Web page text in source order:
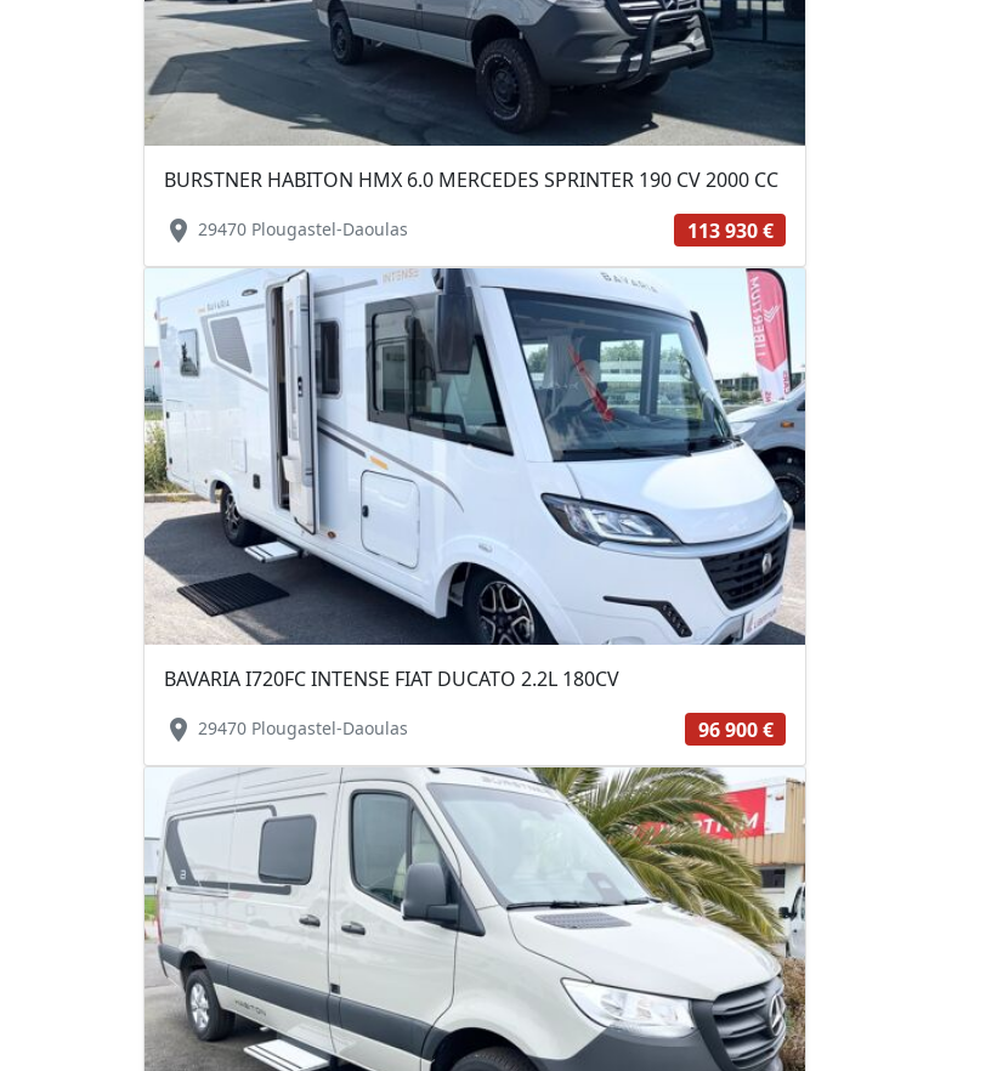
BURSTNER HABITON HMX 6.0 MERCEDES SPRINTER 190 CV 2000 CC
location_on 29470 Plougastel-Daoulas 113 930 €
BAVARIA I720FC INTENSE FIAT DUCATO 2.2L 180CV
location_on 29470 Plougastel-Daoulas 96 900 €